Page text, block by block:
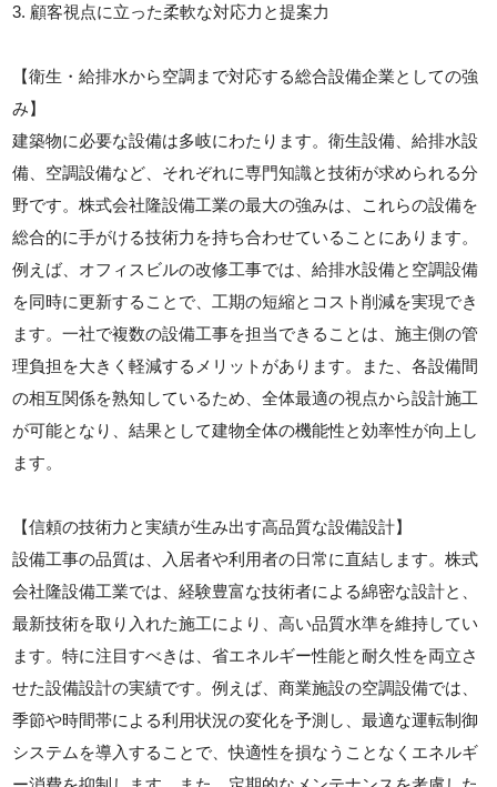
3. 顧客視点に立った柔軟な対応力と提案力
【衛生・給排水から空調まで対応する総合設備企業としての強
み】
建築物に必要な設備は多岐にわたります。衛生設備、給排水設
備、空調設備など、それぞれに専門知識と技術が求められる分
野です。株式会社隆設備工業の最大の強みは、これらの設備を
総合的に手がける技術力を持ち合わせていることにあります。
例えば、オフィスビルの改修工事では、給排水設備と空調設備
を同時に更新することで、工期の短縮とコスト削減を実現でき
ます。一社で複数の設備工事を担当できることは、施主側の管
理負担を大きく軽減するメリットがあります。また、各設備間
の相互関係を熟知しているため、全体最適の視点から設計施工
が可能となり、結果として建物全体の機能性と効率性が向上し
ます。
【信頼の技術力と実績が生み出す高品質な設備設計】
設備工事の品質は、入居者や利用者の日常に直結します。株式
会社隆設備工業では、経験豊富な技術者による綿密な設計と、
最新技術を取り入れた施工により、高い品質水準を維持してい
ます。特に注目すべきは、省エネルギー性能と耐久性を両立さ
せた設備設計の実績です。例えば、商業施設の空調設備では、
季節や時間帯による利用状況の変化を予測し、最適な運転制御
システムを導入することで、快適性を損なうことなくエネルギ